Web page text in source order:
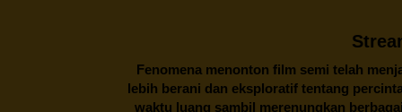
Fenomena menonton film semi telah
lebih berani dan eksploratif tentang
waktu luang sambil merenungkan